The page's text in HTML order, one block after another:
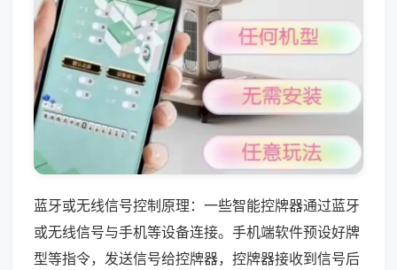
蓝牙或无线信号控制原理：一些智能控牌器通过蓝牙
或无线信号与手机等设备连接。手机端软件预设好牌
型等指令，发送信号给控牌器，控牌器接收到信号后